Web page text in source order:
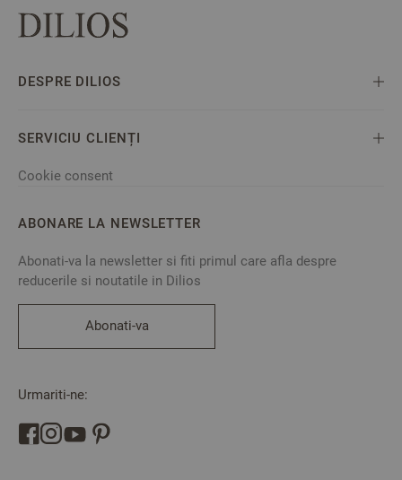
DESPRE DILIOS
SERVICIU CLIENȚI
Cookie consent
ABONARE LA NEWSLETTER
Abonati-va la newsletter si fiti primul care afla despre
reducerile si noutatile in Dilios
Abonati-va
Urmariti-ne: